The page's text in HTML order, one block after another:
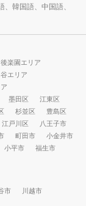
韓国語、中国語、
楽園エリア
エリア
墨田区
江東区
杉並区
豊島区
江戸川区
八王子市
町田市
小金井市
小平市
福生市
市
川越市